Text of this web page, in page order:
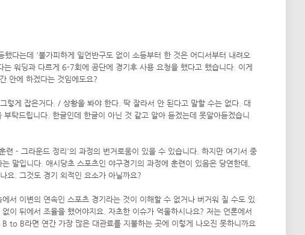
다는데 '불가피하게 일언반구도 없이 소등부터 한 것은 어디서부터 내려오
워딩과 다르게 6-7회에 공단에 경기후 사용 요청을 했다고 했습니다. 이게
안에 하겠다는 것임에도요?
게 잡은거다. / 상황을 봐야 한다. 딱 잘라서 안 된다고 말할 수는 없다. 대
탁드립니다. 한글인데 한글이 아닌 것 같고 알아 듣겠는데 못알아듣겠습니
- 그라운드 정리'의 과정의 번거로움이 있을 수 있습니다. 하지만 여기서 중
말입니다. 애시당초 스포츠인 야구경기의 과정에 훈련이 있음은 당연한데,
요. 그것도 경기 외적인 요소가 아닐까요?
서 이변의 연속인 스포츠 경기라는 것이 이해할 수 없거나 버거워 질 수도 있
이 뒤에서 조율을 했어야지요. 자초한 이슈가 억울하시나요? 저는 언론에서
to B라면 연간 가장 많은 대관료를 지불하는 곳에 이렇게 나오진 못하니까요